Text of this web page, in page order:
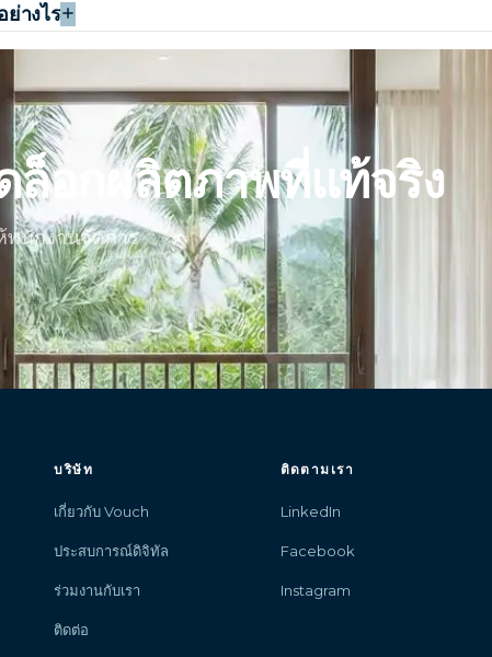
างไร
อกผลิตภาพที่แท้จริง
พนักงานจัดการ
บริษัท
เกี่ยวกับ Vouch
ประสบการณ์ดิจิทัล
ร่วมงานกับเรา
ติดต่อ
ติดตามเรา
LinkedIn
Facebook
Instagram